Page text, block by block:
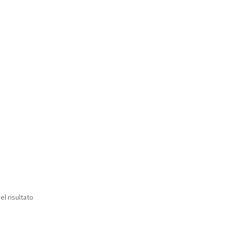
risultato